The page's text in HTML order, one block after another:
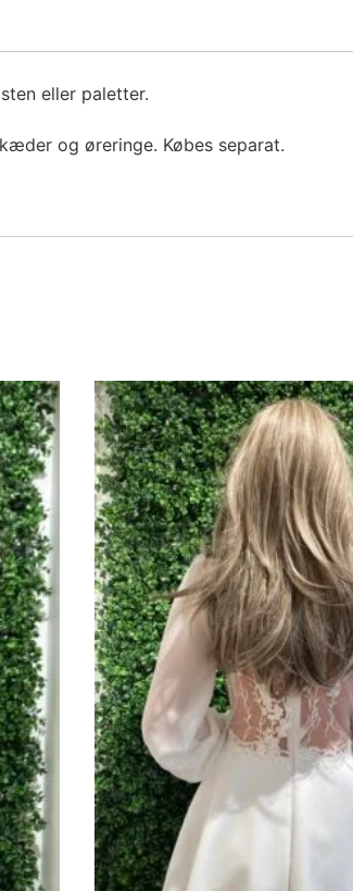
eller paletter.
og øreringe. Købes separat.